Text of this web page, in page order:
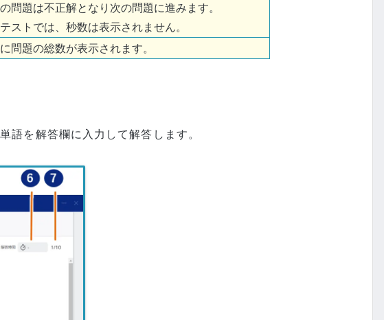
問題は不正解となり次の問題に進みます。
ストでは、秒数は表示されません。
問題の総数が表示されます。
語を解答欄に入力して解答します。